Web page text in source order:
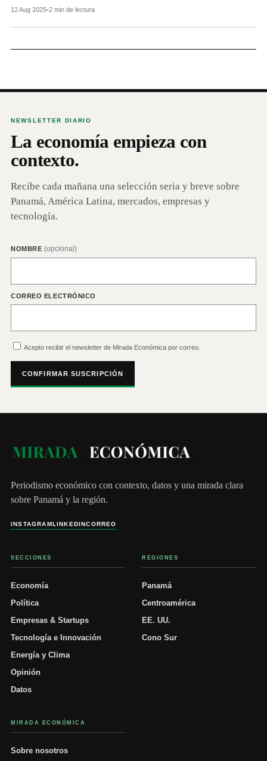
12 Aug 2025•2 min de lectura
NEWSLETTER DIARIO
La economía empieza con
contexto.
Recibe cada mañana una selección seria y breve sobre
Panamá, América Latina, mercados, empresas y
tecnología.
NOMBRE (opcional)
CORREO ELECTRÓNICO
Acepto recibir el newsletter de Mirada Económica por correo.
CONFIRMAR SUSCRIPCIÓN
Periodismo económico con contexto, datos y una mirada clara
sobre Panamá y la región.
INSTAGRAMLINKEDINCORREO
SECCIONES
Economía
Política
Empresas & Startups
Tecnología e Innovación
Energía y Clima
Opinión
Datos
REGIONES
Panamá
Centroamérica
EE. UU.
Cono Sur
MIRADA ECONÓMICA
Sobre nosotros